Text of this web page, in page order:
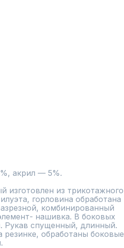
акрил — 5%.
из трикотажного
горловина обработана
комбинированный
нашивка. В боковых
Рукав спущенный, длинный.
обработаны боковые